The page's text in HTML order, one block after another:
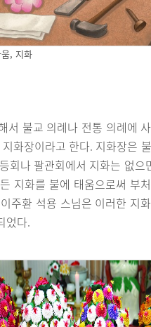
, 지화
서 불교 의례나 전통 의례에
화장이라고 한다. 지화장은
회나 팔관회에서 지화는 없으
지화를 불에 태움으로써 부
주환 석용 스님은 이러한 지
었다.